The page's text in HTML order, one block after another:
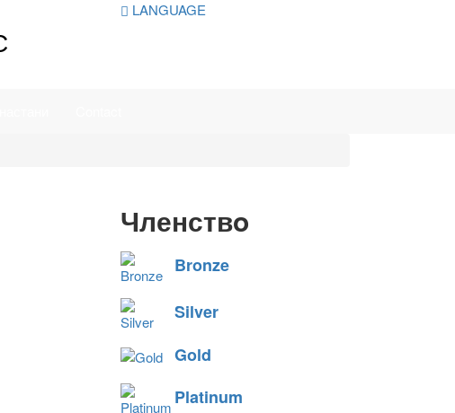
LANGUAGE
Членствo
Bronze
Silver
Gold
Platinum